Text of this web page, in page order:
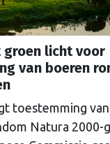
licht voor
van boeren
toestemming
Natura 2000-